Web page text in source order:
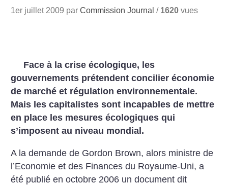
1er juillet 2009 parCommission Journal / 1620 vues
Face à la crise écologique, les
gouvernements prétendent concilier économie
de marché et régulation environnementale.
Mais les capitalistes sont incapables de mettre
en place les mesures écologiques qui
s’imposent au niveau mondial.
A la demande de Gordon Brown, alors ministre de
l’Economie et des Finances du Royaume-Uni, a
été publié en octobre 2006 un document dit